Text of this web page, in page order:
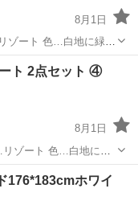
8月1日
ゾート 色…白地に緑色
状態】
かな傷と汚れが少し
ラインド
ト 2点セット ④
8月1日
ゾート 色…白地に緑
などの状
は傷んでますが、未使
ラインド
ホワイ